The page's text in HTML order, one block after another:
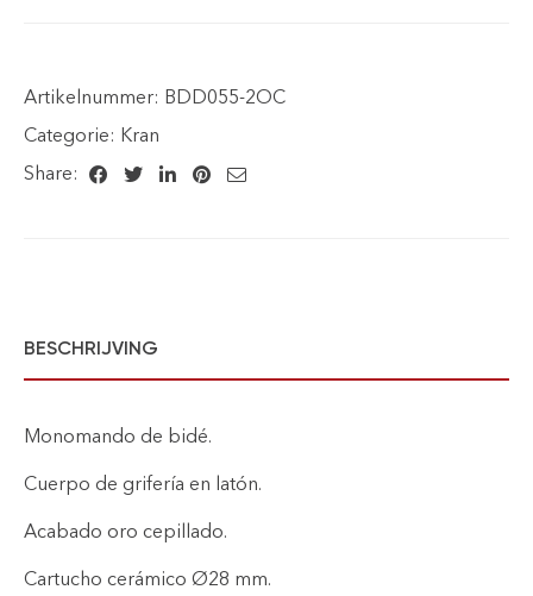
Artikelnummer: BDD055-2OC
Categorie: Kran
Share:
BESCHRIJVING
Monomando de bidé.
Cuerpo de grifería en latón.
Acabado oro cepillado.
Cartucho cerámico Ø28 mm.